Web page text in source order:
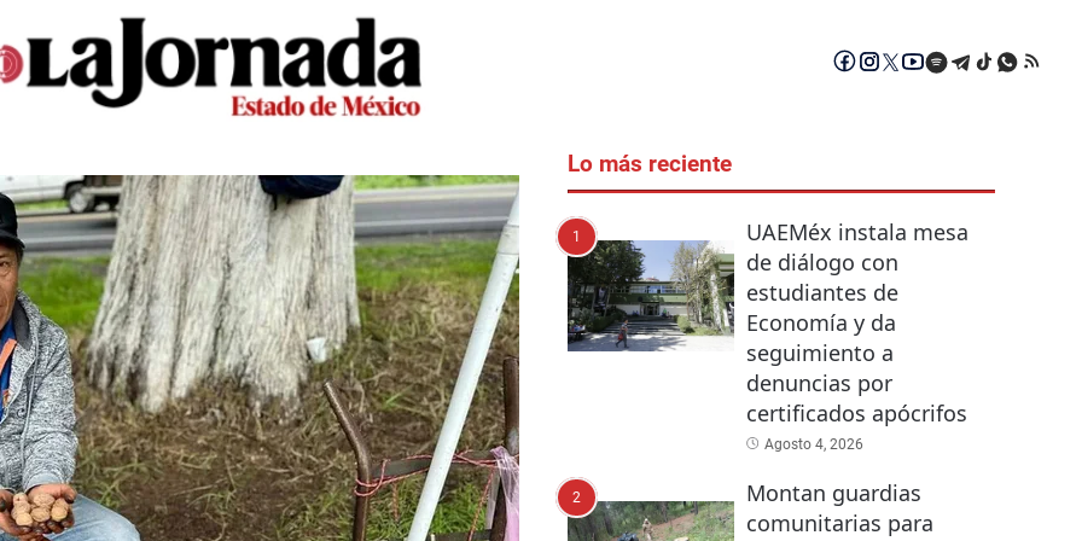
Lo más reciente
1
UAEMéx instala mesa
de diálogo con
estudiantes de
Economía y da
seguimiento a
denuncias por
certificados apócrifos
Agosto 4, 2026
2
Montan guardias
comunitarias para